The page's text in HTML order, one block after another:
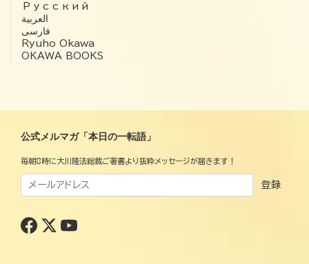
Русский
العربية‏
فارسی
Ryuho Okawa
OKAWA BOOKS
公式メルマガ「本日の一転語」
毎朝8時に大川隆法総裁ご著書より抜粋メッセージが届きます！
登録